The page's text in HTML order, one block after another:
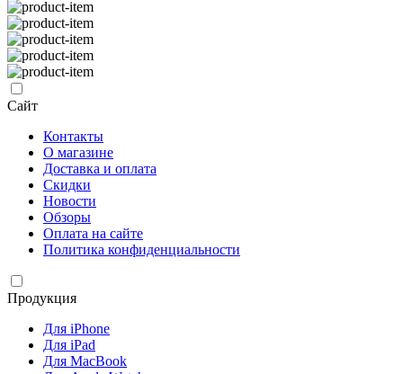
Сайт
Контакты
О магазине
Доставка и оплата
Скидки
Новости
Обзоры
Оплата на сайте
Политика конфиденциальности
Продукция
Для iPhone
Для iPad
Для MacBook